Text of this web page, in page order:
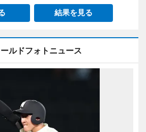
結果を見る
ルドフォトニュース